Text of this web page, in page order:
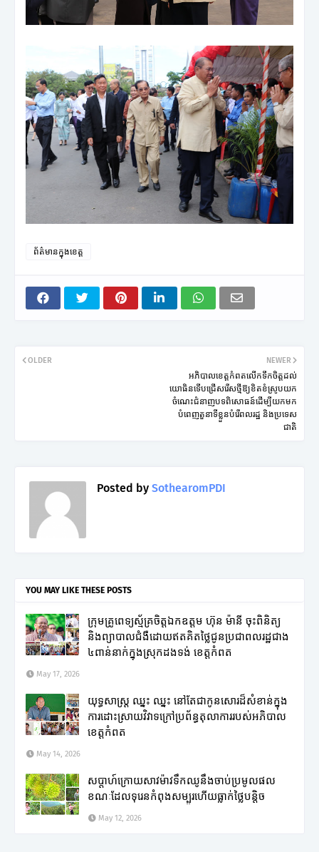
ព័ត៌មានក្នុងខេត្ត
NEWER
អភិបាលខេត្តកំពតលើកទឹកចិត្តដល់
យោធិនទើបជ្រើសរើសថ្មីឱ្យខិតខំស្រូបយក
ចំណេះជំនាញបទពិសោធន៍ដើម្បីយកមក
បំពេញតួនាទីខ្លួនបំរើពលរដ្ឋ និងប្រទេស
ជាតិ
OLDER
Posted by SothearomPDI
YOU MAY LIKE THESE POSTS
ក្រុមគ្រូពេទ្យស្ម័គ្រចិត្តឯកឧត្តម ហ៊ុន ម៉ានី ចុះពិនិត្យ
និងព្យាបាលជំងឺដោយឥតគិតថ្លៃជូនប្រជាពលរដ្ឋជាង
៤ពាន់នាក់ក្នុងស្រុកដងទង់ ខេត្តកំពត
May 17, 2026
យុទ្ធសាស្ត្រ ឈ្នះ ឈ្នះ នៅតែជាកូនសោរដ៏សំខាន់ក្នុង
ការដោះស្រាយវិវាទក្រៅប្រព័ន្ធតុលាការរបស់អភិបាល
ខេត្តកំពត
May 14, 2026
សប្តាហ៍ក្រោយសាវម៉ាវទឹកឈូនឹងចាប់ប្រមូលផល
ខណៈដែលទុរេនកំពុងសម្បូរហើយធ្លាក់ថ្លៃបន្តិច
May 12, 2026